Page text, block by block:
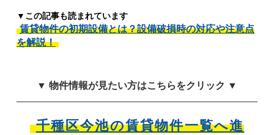
▼この記事も読まれています
賃貸物件の初期設備とは？設備破損時の対応や注意点
を解説！
▼ 物件情報が見たい方はこちらをクリック ▼
千種区今池の賃貸物件一覧へ進